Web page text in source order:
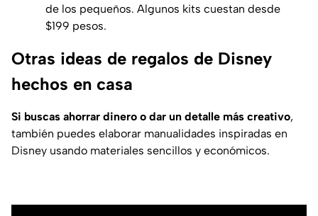
de los pequeños. Algunos kits cuestan desde
$199 pesos.
Otras ideas de regalos de Disney
hechos en casa
Si buscas ahorrar dinero o dar un detalle más creativo,
también puedes elaborar manualidades inspiradas en
Disney usando materiales sencillos y económicos.